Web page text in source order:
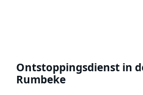
Ontstoppingsdienst in
Rumbeke